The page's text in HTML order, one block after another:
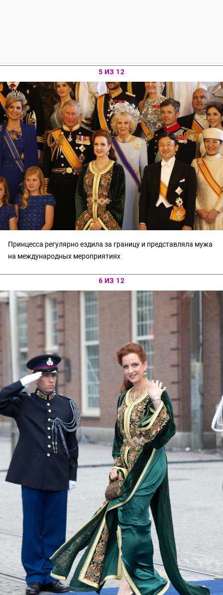
5 ИЗ 12
Принцесса регулярно ездила за границу и представляла мужа
на международных мероприятиях
6 ИЗ 12